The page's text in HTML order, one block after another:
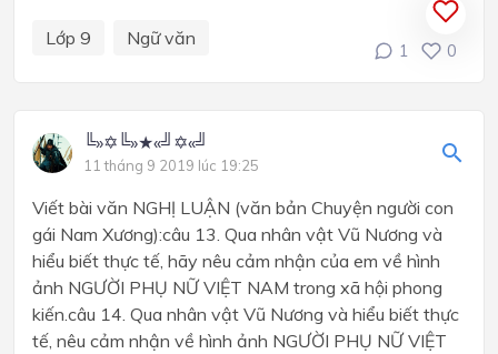
Lớp 9 Ngữ văn
1 0
╚»✡╚»★«╝✡«╝
11 tháng 9 2019 lúc 19:25
Viết bài văn NGHỊ LUẬN (văn bản Chuyện người con
gái Nam Xương):câu 13. Qua nhân vật Vũ Nương và
hiểu biết thực tế, hãy nêu cảm nhận của em về hình
ảnh NGƯỜI PHỤ NỮ VIỆT NAM trong xã hội phong
kiến.câu 14. Qua nhân vật Vũ Nương và hiểu biết thực
tế, nêu cảm nhận về hình ảnh NGƯỜI PHỤ NỮ VIỆT